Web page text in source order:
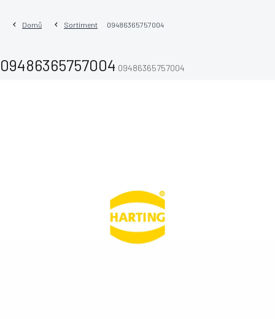
Domů Sortiment 09486365757004
09486365757004 09486365757004